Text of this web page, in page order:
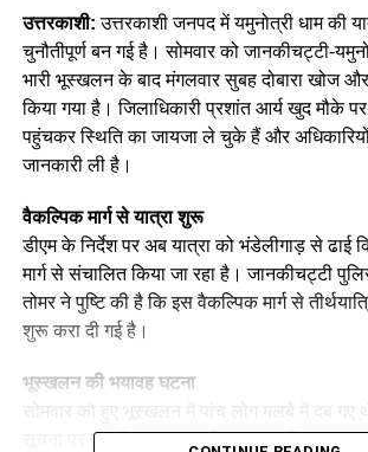
उत्तरकाशी: उत्तरकाशी जनपद में यमुनोत्री धाम की
चुनौतीपूर्ण बन गई है। सोमवार को जानकीचट्टी-
भारी भूस्खलन के बाद मंगलवार सुबह दोबारा खोज
किया गया है। जिलाधिकारी प्रशांत आर्य खुद मौके
पहुंचकर स्थिति का जायजा ले चुके हैं और
जानकारी ली है।
वैकल्पिक मार्ग से यात्रा शुरू
डीएम के निर्देश पर अब यात्रा को भंडेलीगाड़ से ढाई
मार्ग से संचालित किया जा रहा है। जानकीचट्टी
तोमर ने पुष्टि की है कि इस वैकल्पिक मार्ग से
शुरू करा दी गई है।
भूस्खलन की भयावह घटना
सूचना पर एसडीआरएफ, एनडीआरएफ, पुलिस, राजस्व